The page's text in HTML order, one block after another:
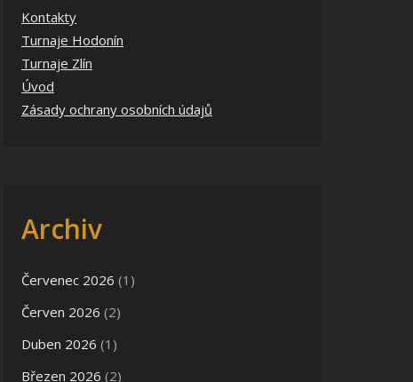
Kontakty
Turnaje Hodonín
Turnaje Zlín
Úvod
Zásady ochrany osobních údajů
Archiv
Červenec 2026 (1)
Červen 2026 (2)
Duben 2026 (1)
Březen 2026 (2)